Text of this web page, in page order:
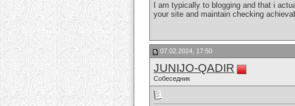
I am typically to blogging and that i
your site and maintain checking
07.02.2024, 17:50
JUNIJO-QADIR
Собеседник